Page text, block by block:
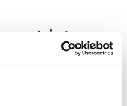
ist
ich habe